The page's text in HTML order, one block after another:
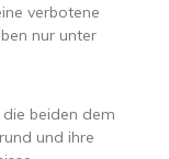
verbotene
nur unter
beiden dem
und ihre